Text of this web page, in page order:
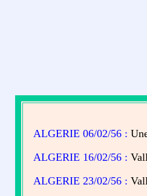
ALGERIE 06/02/56 :
ALGERIE 16/02/56 :
ALGERIE 23/02/56 :